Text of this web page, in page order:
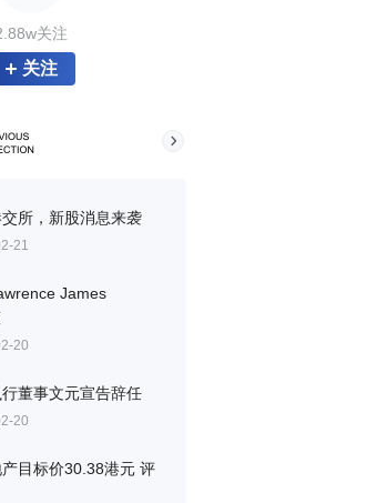
关注
关注
所，新股消息来袭
21
James
20
董事文元宣告辞任
20
目标价30.38港元 评